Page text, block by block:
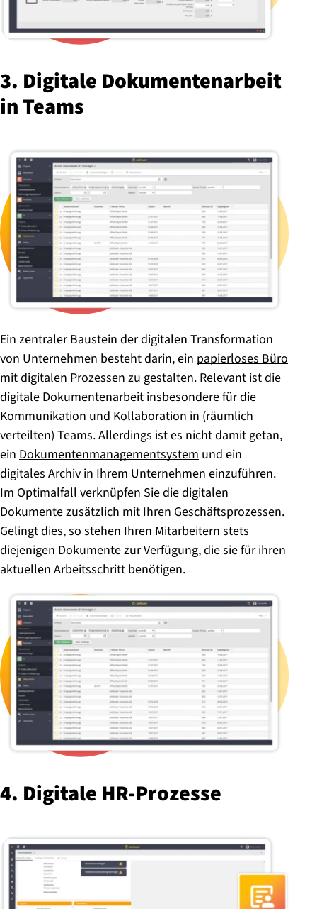
3. Digitale Do­ku­men­ten­ar­beit
in Teams
Ein zentraler Baustein der digitalen Transformation
von Unternehmen besteht darin, ein papierloses Büro
mit digitalen Prozessen zu gestalten. Relevant ist die
digitale Dokumentenarbeit insbesondere für die
Kommunikation und Kollaboration in (räumlich
verteilten) Teams. Allerdings ist es nicht damit getan,
ein Dokumentenmanagementsystem und ein
digitales Archiv in Ihrem Unternehmen einzuführen.
Im Optimalfall verknüpfen Sie die digitalen
Dokumente zusätzlich mit Ihren Geschäftsprozessen.
Gelingt dies, so stehen Ihren Mitarbeitern stets
diejenigen Dokumente zur Verfügung, die sie für ihren
aktuellen Arbeitsschritt benötigen.
4. Digitale HR-Prozesse